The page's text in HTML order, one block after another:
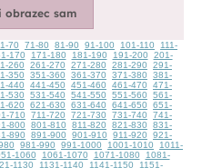
70 71-80 81-90 91-100 101-110
111-
170 171-180 181-190 191-200
201-
260 261-270 271-280 281-290
291-
350 351-360 361-370 371-380
381-
440 441-450 451-460 461-470
471-
530 531-540 541-550 551-560
561-
620 621-630 631-640 641-650
651-
710 711-720 721-730 731-740
741-
800 801-810 811-820 821-830
831-
890 891-900 901-910 911-920
921-
981-990 991-1000 1001-1010
1011-
1060 1061-1070 1071-1080
1081-
1130 1131-1140 1141-1150
1151-